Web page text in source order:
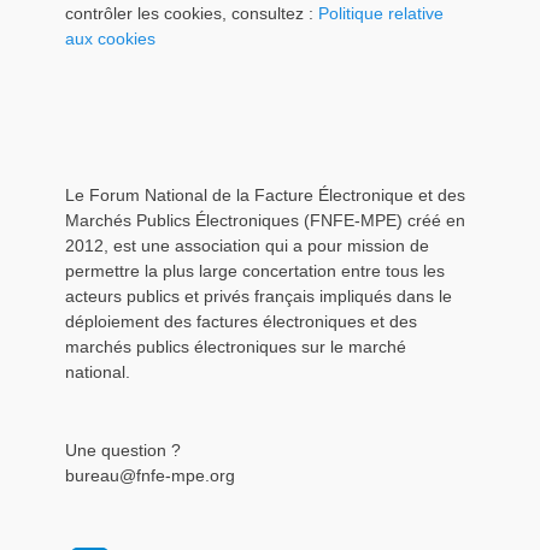
contrôler les cookies, consultez : Politique relative
aux cookies
Le Forum National de la Facture Électronique et des
Marchés Publics Électroniques (FNFE-MPE) créé en
2012, est une association qui a pour mission de
permettre la plus large concertation entre tous les
acteurs publics et privés français impliqués dans le
déploiement des factures électroniques et des
marchés publics électroniques sur le marché
national.
Une question ?
bureau@fnfe-mpe.org